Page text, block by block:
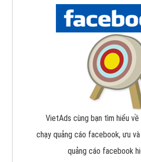
VietAds cùng bạn tìm hiểu
chạy quảng cáo facebook, ưu
quảng cáo facebook